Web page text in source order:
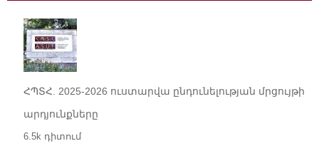
ՀՊՏՀ. 2025-2026 ուստարվա ընդունելության մրցույթի
արդյունքները
6.5k դիտում